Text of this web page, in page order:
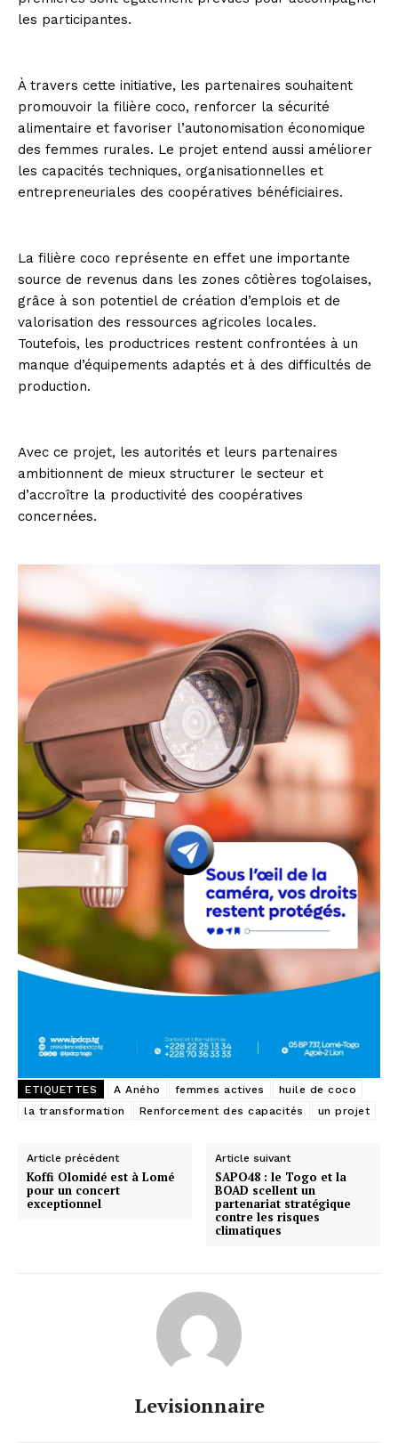
les participantes.
À travers cette initiative, les partenaires souhaitent
promouvoir la filière coco, renforcer la sécurité
alimentaire et favoriser l’autonomisation économique
des femmes rurales. Le projet entend aussi améliorer
les capacités techniques, organisationnelles et
entrepreneuriales des coopératives bénéficiaires.
La filière coco représente en effet une importante
source de revenus dans les zones côtières togolaises,
grâce à son potentiel de création d’emplois et de
valorisation des ressources agricoles locales.
Toutefois, les productrices restent confrontées à un
manque d’équipements adaptés et à des difficultés de
production.
Avec ce projet, les autorités et leurs partenaires
ambitionnent de mieux structurer le secteur et
d’accroître la productivité des coopératives
concernées.
ETIQUETTES A Aného femmes actives
huile de coco
la transformation
Renforcement des capacités un projet
Article précédent
Koffi Olomidé est à Lomé
pour un concert
exceptionnel
Article suivant
SAPO48 : le Togo et la
BOAD scellent un
partenariat stratégique
contre les risques
climatiques
Levisionnaire